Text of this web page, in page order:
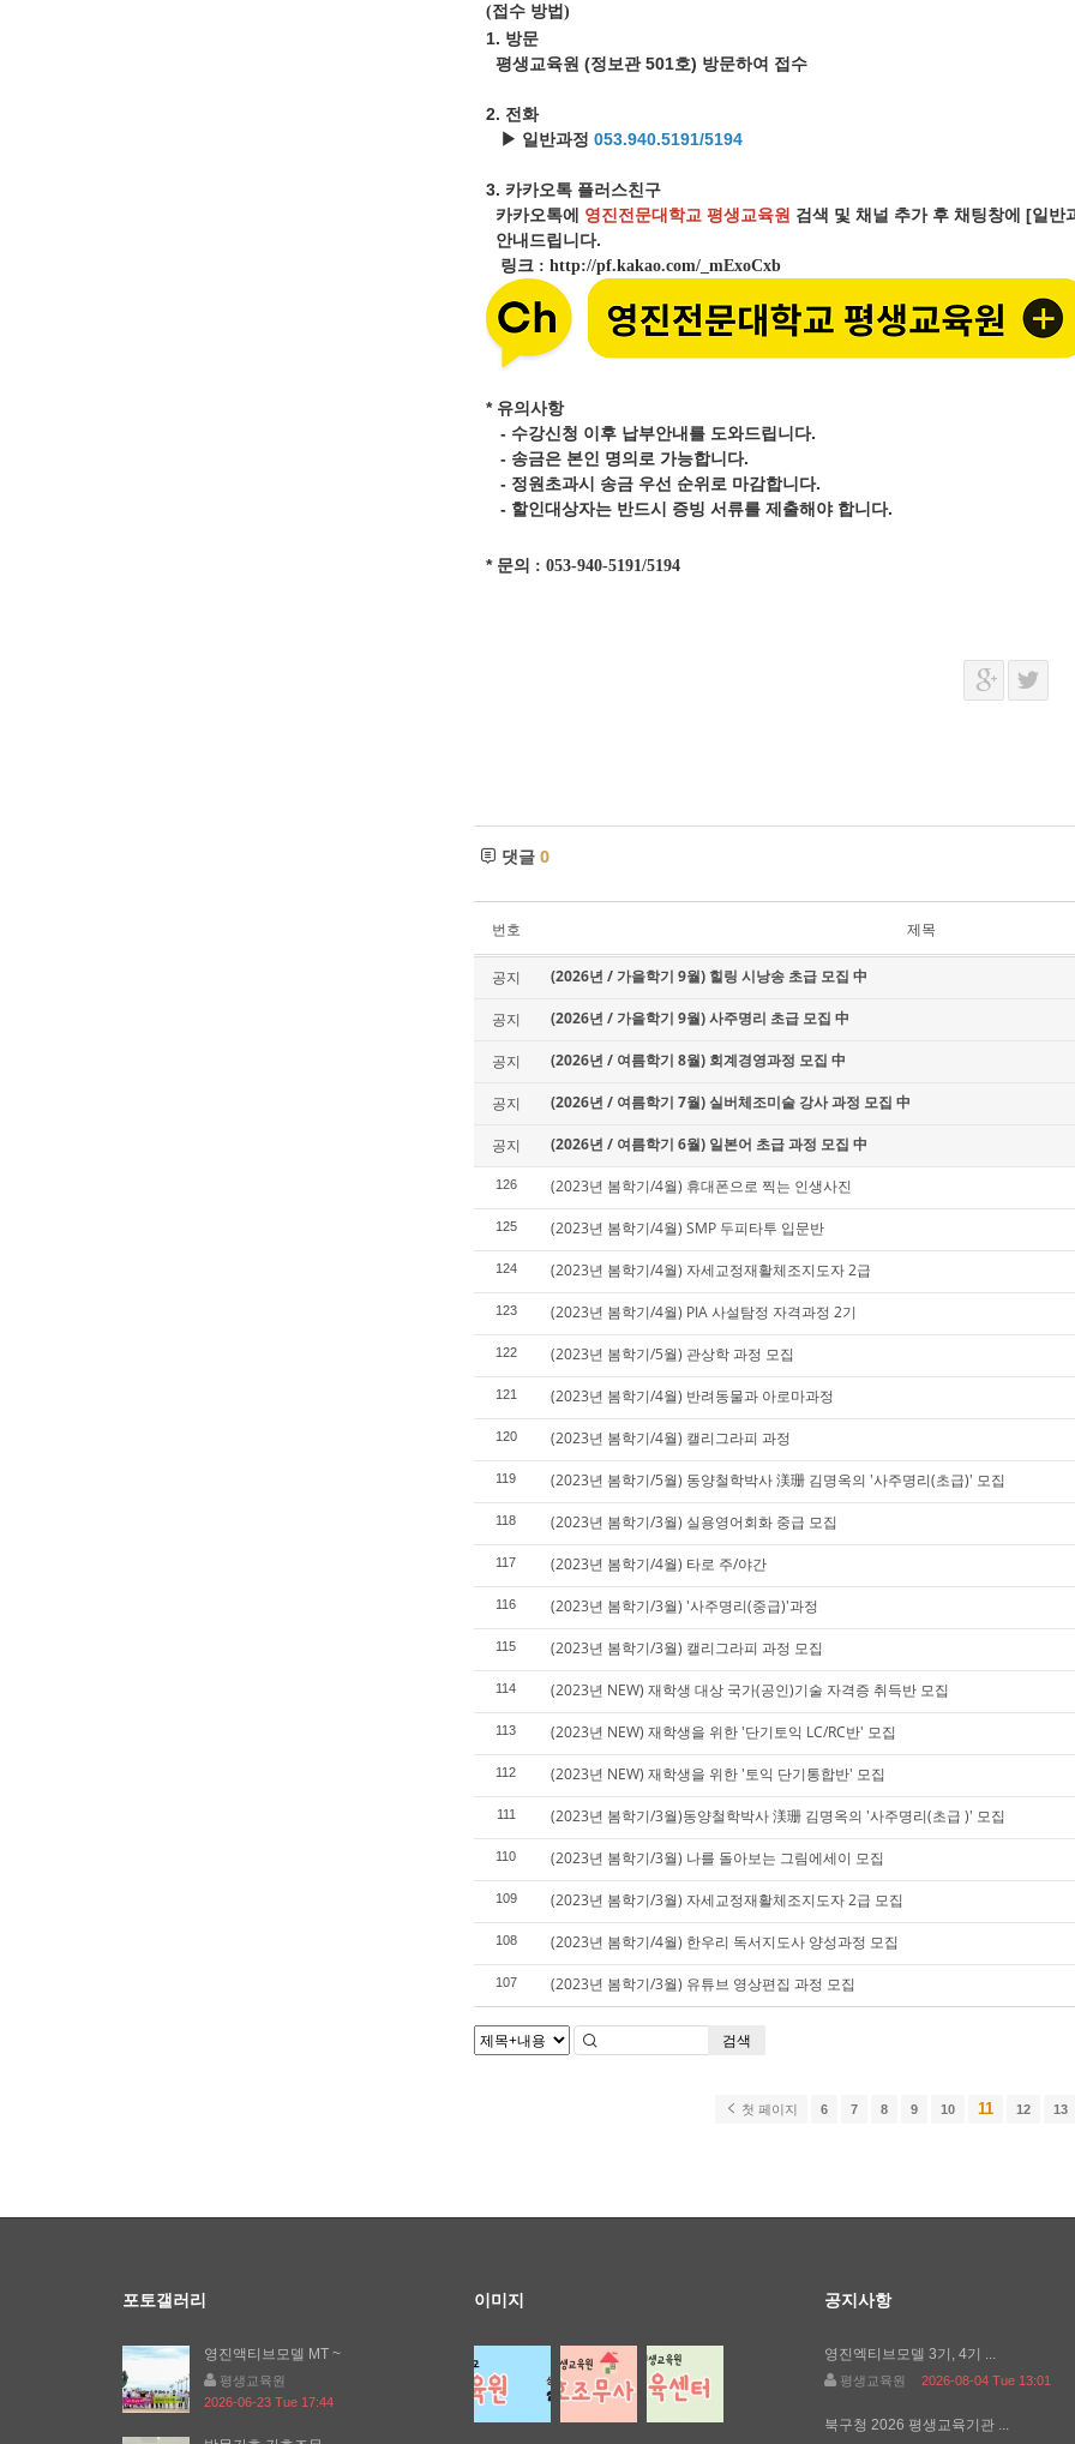
(접수 방법 )
1. 방문
평생교육원 (정보관 501호) 방문하여 접수
2. 전화
▶ 일반과정 053.940.5191/5194
3. 카카오톡 플러스친구
카카오톡에 영진전문대학교 평생교육원 검색 및 채널 추가 후 채팅창에 [일반
안내드립니다.
링크 : http://pf.kakao.com/_mExoCxb
* 유의사항
- 수강신청 이후 납부안내를 도와드립니다.
- 송금은 본인 명의로 가능합니다.
- 정원초과시 송금 우선 순위로 마감합니다.
- 할인대상자는 반드시 증빙 서류를 제출해야 합니다.
* 문의 : 053-940-5191/5194
댓글 0
번호 제목
공지 (2026년 / 가을학기 9월) 힐링 시낭송 초급 모집 中
공지 (2026년 / 가을학기 9월) 사주명리 초급 모집 中
공지 (2026년 / 여름학기 8월) 회계경영과정 모집 中
공지 (2026년 / 여름학기 7월) 실버체조미술 강사 과정 모집 中
공지 (2026년 / 여름학기 6월) 일본어 초급 과정 모집 中
126 (2023년 봄학기/4월) 휴대폰으로 찍는 인생사진
125 (2023년 봄학기/4월) SMP 두피타투 입문반
124 (2023년 봄학기/4월) 자세교정재활체조지도자 2급
123 (2023년 봄학기/4월) PIA 사설탐정 자격과정 2기
122 (2023년 봄학기/5월) 관상학 과정 모집
121 (2023년 봄학기/4월) 반려동물과 아로마과정
120 (2023년 봄학기/4월) 캘리그라피 과정
119 (2023년 봄학기/5월) 동양철학박사 渼珊 김명옥의 '사주명리(초급)' 모집
118 (2023년 봄학기/3월) 실용영어회화 중급 모집
117 (2023년 봄학기/4월) 타로 주/야간
116 (2023년 봄학기/3월) '사주명리(중급)'과정
115 (2023년 봄학기/3월) 캘리그라피 과정 모집
114 (2023년 NEW) 재학생 대상 국가(공인)기술 자격증 취득반 모집
113 (2023년 NEW) 재학생을 위한 '단기토익 LC/RC반' 모집
112 (2023년 NEW) 재학생을 위한 '토익 단기통합반' 모집
111 (2023년 봄학기/3월)동양철학박사 渼珊 김명옥의 '사주명리(초급 )' 모집
110 (2023년 봄학기/3월) 나를 돌아보는 그림에세이 모집
109 (2023년 봄학기/3월) 자세교정재활체조지도자 2급 모집
108 (2023년 봄학기/4월) 한우리 독서지도사 양성과정 모집
107 (2023년 봄학기/3월) 유튜브 영상편집 과정 모집
검색
첫 페이지 6 7 8 9 10 11 12 13
포토갤러리
영진액티브모델 MT ~
평생교육원
2026-06-23 Tue 17:44
이미지 공지사항
영진엑티브모델 3기, 4기 ...
평생교육원 2026-08-04 Tue 13:01
북구청 2026 평생교육기관 ...